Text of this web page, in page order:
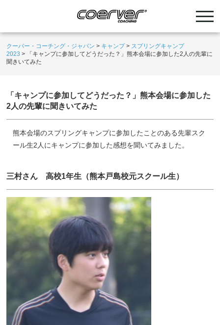
クーバー・コーチング・ジャパン > キャンプ> スプリングキャンプ
2023 >
「キャンプに参加してどうだった？」熊本会場に参加した2人の先輩に
聞きいてみた
「キャンプに参加してどうだった？」熊本会場に参加した
2人の先輩に聞きいてみた
熊本会場のスプリングキャンプに参加したことのある先輩スク
ール生2人にキャンプに参加した感想を聞いてみました。
三村さん 高校1年生（熊本戸島校元スクール生）